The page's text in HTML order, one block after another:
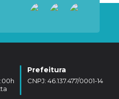
Prefeitura
CNPJ: 46.137.477/0001-14